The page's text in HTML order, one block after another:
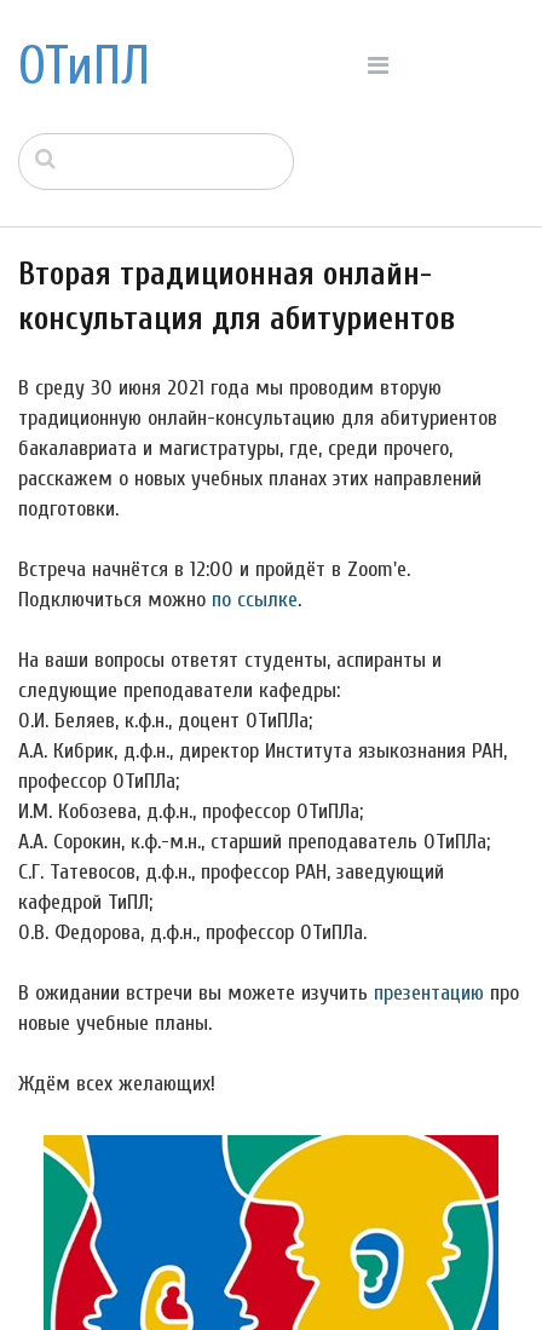
ОТиПЛ
Вторая традиционная онлайн-
консультация для абитуриентов
В среду 30 июня 2021 года мы проводим вторую
традиционную онлайн-консультацию для абитуриентов
бакалавриата и магистратуры, где, среди прочего,
расскажем о новых учебных планах этих направлений
подготовки.
Встреча начнётся в 12:00 и пройдёт в Zoom'е.
Подключиться можно по ссылке.
На ваши вопросы ответят студенты, аспиранты и
следующие преподаватели кафедры:
О.И. Беляев, к.ф.н., доцент ОТиПЛа;
А.А. Кибрик, д.ф.н., директор Института языкознания РАН,
профессор ОТиПЛа;
И.М. Кобозева, д.ф.н., профессор ОТиПЛа;
А.А. Сорокин, к.ф.-м.н., старший преподаватель ОТиПЛа;
С.Г. Татевосов, д.ф.н., профессор РАН, заведующий
кафедрой ТиПЛ;
О.В. Федорова, д.ф.н., профессор ОТиПЛа.
В ожидании встречи вы можете изучить презентацию про
новые учебные планы.
Ждём всех желающих!